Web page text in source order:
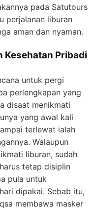
pada Satutours
perjalanan liburan
aman dan nyaman.
Kesehatan Pribadi
untuk pergi
perlengkapan yang
disaat menikmati
yang awal kali
terlewat ialah
Walaupun
liburan, sudah
tetap disiplin
pula untuk
dipakai. Sebab itu,
membawa masker